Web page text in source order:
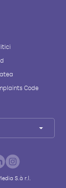
Code
S.à r.l.